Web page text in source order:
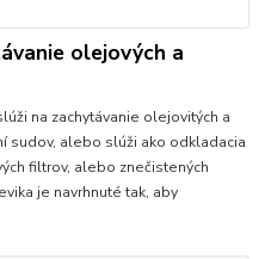
olejových a
na zachytávanie olejovitých a
sudov, alebo slúži ako odkladacia
filtrov, alebo znečistených
je navrhnuté tak, aby